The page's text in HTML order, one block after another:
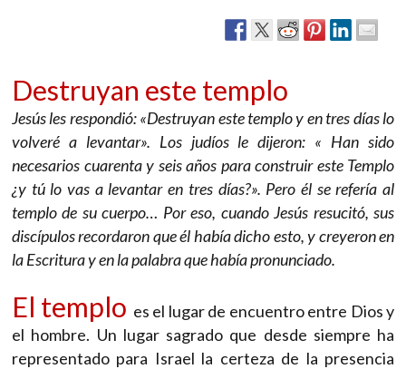
Destruyan este templo
Jesús les respondió: «Destruyan este templo y en tres días lo
volveré a levantar». Los judíos le dijeron: « Han sido
necesarios cuarenta y seis años para construir este Templo
¿y tú lo vas a levantar en tres días?». Pero él se refería al
templo de su cuerpo… Por eso, cuando Jesús resucitó, sus
discípulos recordaron que él había dicho esto, y creyeron en
la Escritura y en la palabra que había pronunciado.
El templo es el lugar de encuentro entre Dios y
el hombre. Un lugar sagrado que desde siempre ha
representado para Israel la certeza de la presencia